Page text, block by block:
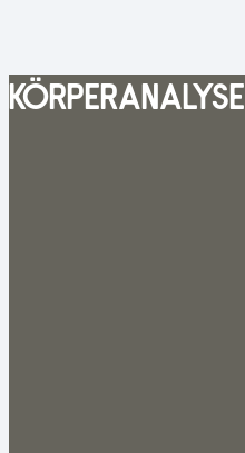
KÖRPERANALYSE